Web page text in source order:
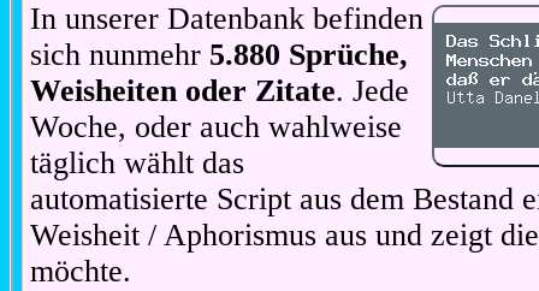
In unserer Datenbank befinden
sich nunmehr 5.880 Sprüche,
Weisheiten oder Zitate. Jede
Woche, oder auch wahlweise
täglich wählt das
automatisierte Script aus dem Bestand
Weisheit / Aphorismus aus und zeigt
möchte.